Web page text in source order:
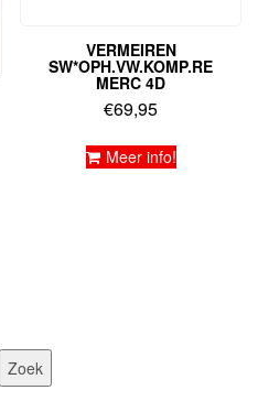
VERMEIREN
SW*OPH.VW.KOMP.RE
MERC 4D
€69,95
Meer info!
Zoek